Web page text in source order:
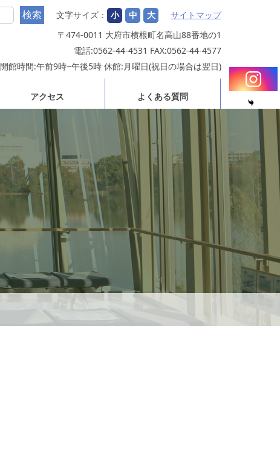
文字サイズ： 小 中 大
サイトマップ
〒474-0011 大府市横根町名高山88番地の1
電話:0562-44-4531 FAX:0562-44-4577
開館時間:午前9時~午後5時 休館:月曜日(祝日の場合は翌日)
アクセス よくある質問